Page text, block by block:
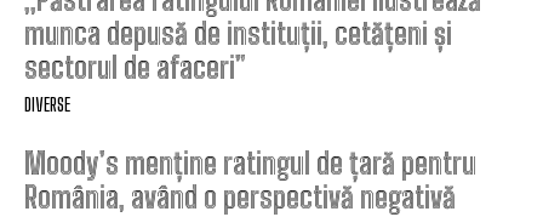
munca depusă de instituții, cetățeni și
sectorul de afaceri”
DIVERSE
Moody’s menține ratingul de țară pentru
România, având o perspectivă negativă